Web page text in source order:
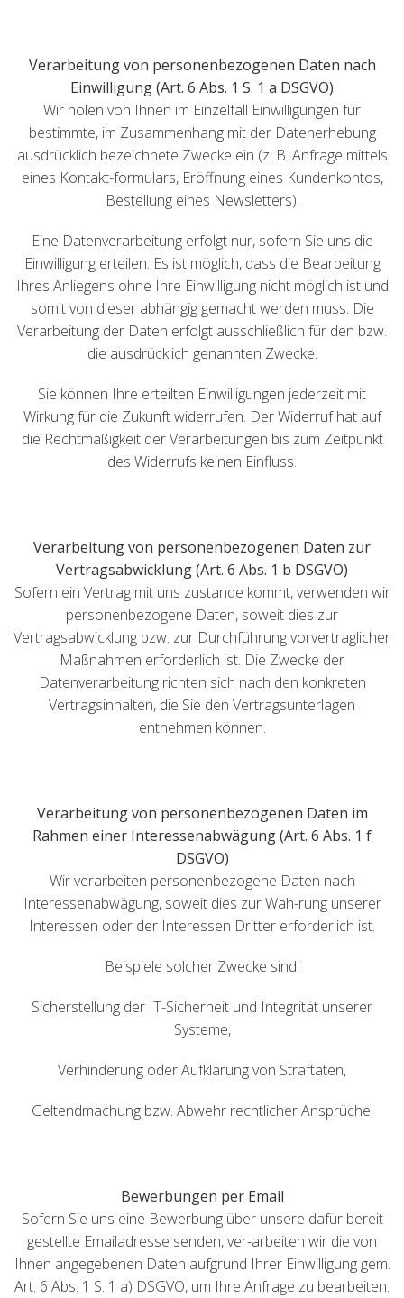
Verarbeitung von personenbezogenen Daten nach
Einwilligung (Art. 6 Abs. 1 S. 1 a DSGVO)
Wir holen von Ihnen im Einzelfall Einwilligungen für
bestimmte, im Zusammenhang mit der Datenerhebung
ausdrücklich bezeichnete Zwecke ein (z. B. Anfrage mittels
eines Kontakt-formulars, Eröffnung eines Kundenkontos,
Bestellung eines Newsletters).
Eine Datenverarbeitung erfolgt nur, sofern Sie uns die
Einwilligung erteilen. Es ist möglich, dass die Bearbeitung
Ihres Anliegens ohne Ihre Einwilligung nicht möglich ist und
somit von dieser abhängig gemacht werden muss. Die
Verarbeitung der Daten erfolgt ausschließlich für den bzw.
die ausdrücklich genannten Zwecke.
Sie können Ihre erteilten Einwilligungen jederzeit mit
Wirkung für die Zukunft widerrufen. Der Widerruf hat auf
die Rechtmäßigkeit der Verarbeitungen bis zum Zeitpunkt
des Widerrufs keinen Einfluss.
Verarbeitung von personenbezogenen Daten zur
Vertragsabwicklung (Art. 6 Abs. 1 b DSGVO)
Sofern ein Vertrag mit uns zustande kommt, verwenden wir
personenbezogene Daten, soweit dies zur
Vertragsabwicklung bzw. zur Durchführung vorvertraglicher
Maßnahmen erforderlich ist. Die Zwecke der
Datenverarbeitung richten sich nach den konkreten
Vertragsinhalten, die Sie den Vertragsunterlagen
entnehmen können.
Verarbeitung von personenbezogenen Daten im
Rahmen einer Interessenabwägung (Art. 6 Abs. 1 f
DSGVO)
Wir verarbeiten personenbezogene Daten nach
Interessenabwägung, soweit dies zur Wah-rung unserer
Interessen oder der Interessen Dritter erforderlich ist.
Beispiele solcher Zwecke sind:
Sicherstellung der IT-Sicherheit und Integrität unserer
Systeme,
Verhinderung oder Aufklärung von Straftaten,
Geltendmachung bzw. Abwehr rechtlicher Ansprüche.
Bewerbungen per Email
Sofern Sie uns eine Bewerbung über unsere dafür bereit
gestellte Emailadresse senden, ver-arbeiten wir die von
Ihnen angegebenen Daten aufgrund Ihrer Einwilligung gem.
Art. 6 Abs. 1 S. 1 a) DSGVO, um Ihre Anfrage zu bearbeiten.